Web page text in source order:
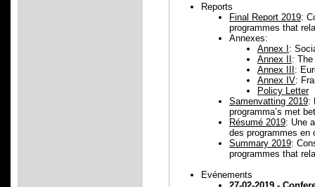
Reports
Final Report 2019:
programmes that
Annexes:
Annex I :
Annex II :
Annex III :
Annex IV:
Policy Letter
Samenvatting 2019:
programma’s met
Résumé 2019: Une
des programmes en
Summary 2019:
programmes that
Evénements